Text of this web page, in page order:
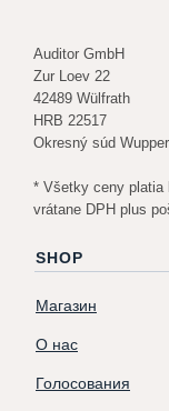
Auditor GmbH
Zur Loev 22
42489 Wülfrath
HRB 22517
Okresný súd
* Všetky ceny platia
vrátane DPH plus
SHOP
Магазин
О нас
Голосования